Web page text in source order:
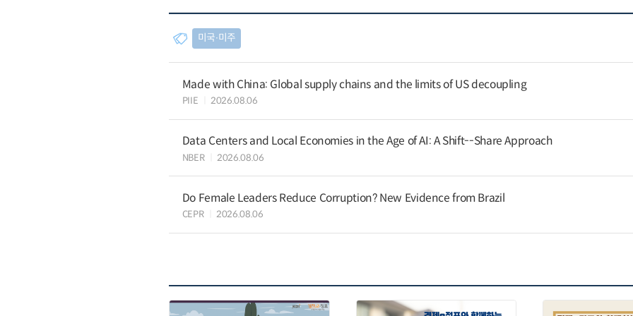
미국∙미주
Made with China: Global supply chains and the limits of US decoupling
PIIE 2026.08.06
Data Centers and Local Economies in the Age of AI: A Shift--Share Approach
NBER 2026.08.06
Do Female Leaders Reduce Corruption? New Evidence from Brazil
CEPR 2026.08.06